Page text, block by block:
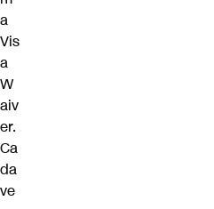
a
Vis
a
W
aiv
er.
Ca
da
ve